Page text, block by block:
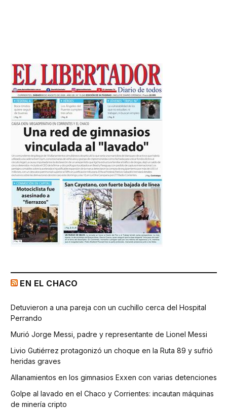
EN EL CHACO
Detuvieron a una pareja con un cuchillo cerca del Hospital
Perrando
Murió Jorge Messi, padre y representante de Lionel Messi
Livio Gutiérrez protagonizó un choque en la Ruta 89 y sufrió
heridas graves
Allanamientos en los gimnasios Exxen con varias detenciones
Golpe al lavado en el Chaco y Corrientes: incautan máquinas
de minería cripto